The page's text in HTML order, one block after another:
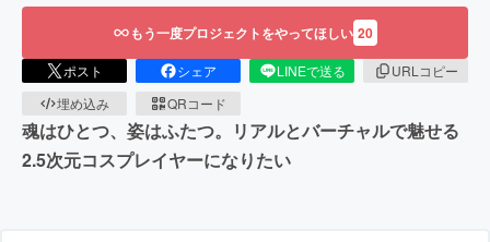
もう一度プロジェクトをやってほしい 20
ポスト シェア LINEで送る
URLコピー
埋め込み
QRコード
魂はひとつ、姿はふたつ。リアルとバーチャルで魅せる
2.5次元コスプレイヤーになりたい